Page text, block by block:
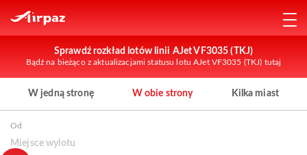
Sprawdź rozkład lotów linii AJet VF3035 (TKJ)
Bądź na bieżąco z aktualizacjami statusu lotu AJet VF3035 (TKJ) tutaj
W jedną stronę W obie strony Kilka miast
Od
Miejsce wylotu